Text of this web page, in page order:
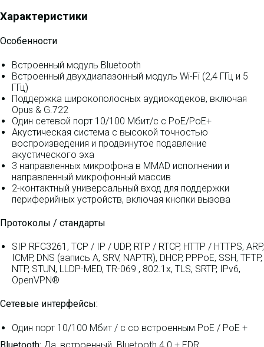
Характеристики
Особенности
Встроенный модуль Bluetooth
Встроенный двухдиапазонный модуль Wi-Fi (2,4 ГГц и 5
ГГц)
Поддержка широкополосных аудиокодеков, включая
Opus & G.722
Один сетевой порт 10/100 Мбит/с с PoE/PoE+
Акустическая система с высокой точностью
воспроизведения и продвинутое подавление
акустического эха
3 направленных микрофона в MMAD исполнении и
направленный микрофонный массив
2-контактный универсальный вход для поддержки
периферийных устройств, включая кнопки вызова
Протоколы / стандарты
SIP RFC3261, TCP / IP / UDP, RTP / RTCP, HTTP / HTTPS, ARP,
ICMP, DNS (запись A, SRV, NAPTR), DHCP, PPPoE, SSH, TFTP,
NTP, STUN, LLDP-MED, TR-069 , 802.1x, TLS, SRTP, IPv6,
OpenVPN®
Сетевые интерфейсы:
Один порт 10/100 Мбит / с со встроенным PoE / PoE +
Bluetooth: Да, встроенный. Bluetooth 4.0 + EDR